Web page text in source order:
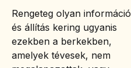
Rengeteg olyan információ
és állítás kering ugyanis
ezekben a berkekben,
amelyek tévesek, nem